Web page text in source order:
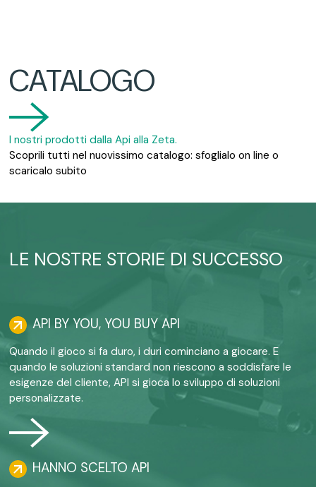
CATALOGO
I nostri prodotti dalla Api alla Zeta.
Scoprili tutti nel nuovissimo catalogo: sfoglialo on line o
scaricalo subito
LE NOSTRE STORIE DI SUCCESSO
API BY YOU, YOU BUY API
Quando il gioco si fa duro, i duri cominciano a giocare. E
quando le soluzioni standard non riescono a soddisfare le
esigenze del cliente, API si gioca lo sviluppo di soluzioni
personalizzate.
HANNO SCELTO API